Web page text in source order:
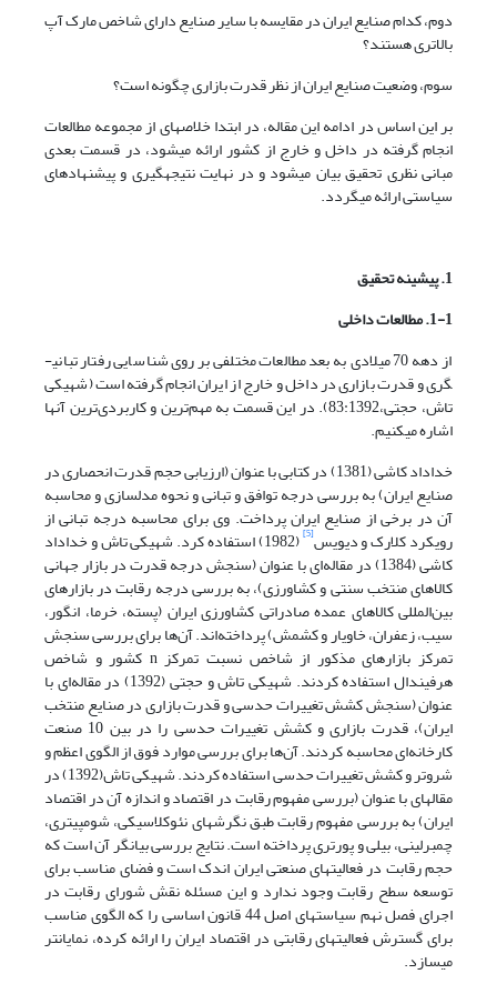
دوم، کدام صنایع ایران در مقایسه با سایر صنایع دارای شاخص مارک آپ
بالاتری هستند؟
سوم، وضعیت صنایع ایران از نظر قدرت بازاری چگونه است؟
بر این اساس در ادامه این مقاله، در ابتدا خلاصه­ای از مجموعه مطالعات
انجام گرفته در داخل و خارج از کشور ارائه می­شود، در قسمت بعدی
مبانی نظری تحقیق بیان می­شود و در نهایت نتیجه­گیری و پیشنهادهای
سیاستی ارائه می­گردد.
1. پیشینه تحقیق
1-1. مطالعات داخلی
از دهه­ 70 میلادی به بعد مطالعات مختلفی بر روی شناسایی رفتار تبانی­
گری و قدرت بازاری در داخل و خارج از ایران انجام گرفته است (شهیکی
تاش، حجتی،83:1392). در این قسمت به مهم‌ترین و کاربردی‌ترین آن­ها
اشاره می­کنیم.
خداداد کاشی (1381) در کتابی با عنوان (ارزیابی حجم قدرت انحصاری در
صنایع ایران) به بررسی درجه توافق و تبانی و نحوه مدلسازی و محاسبه‌
آن در برخی از صنایع ایران پرداخت. وی برای محاسبه درجه تبانی از
رویکرد کلارک و دیویس[5] (1982) استفاده کرد. شهیکی تاش و خداداد
کاشی (1384) در مقاله‌ای با عنوان (سنجش درجه قدرت در بازار جهانی
کالاهای منتخب سنتی و کشاورزی)، به بررسی درجه رقابت در بازارهای
بین‌المللی کالاهای عمده صادراتی کشاورزی ایران (پسته، خرما، انگور،
سیب، زعفران، خاویار و کشمش) پرداخته‌اند. آن‌ها برای بررسی سنجش
تمرکز بازارهای مذکور از شاخص نسبت تمرکز n کشور و شاخص
هرفیندال استفاده کردند. شهیکی تاش و حجتی (1392) در مقاله‌ای با
عنوان (سنجش کشش تغییرات حدسی و قدرت بازاری در صنایع منتخب
ایران)، قدرت بازاری و کشش تغییرات حدسی را در بین 10 صنعت
کارخانه‌ای محاسبه کردند. آن‌ها برای بررسی موارد فوق از الگوی اعظم و
شروتر و کشش تغییرات حدسی استفاده کردند. شهیکی تاش(1392) در
مقاله­ای با عنوان (بررسی مفهوم رقابت در اقتصاد و اندازه آن در اقتصاد
ایران) به بررسی مفهوم رقابت طبق نگرش­های نئوکلاسیکی، شومپیتری،
چمبرلینی، بیلی و پورتری پرداخته است. نتایج بررسی بیانگر آن است که
حجم رقابت در فعالیت­های صنعتی ایران اندک است و فضای مناسب برای
توسعه سطح رقابت وجود ندارد و این مسئله نقش شورای رقابت در
اجرای فصل نهم سیاست­های اصل 44 قانون اساسی را که الگوی مناسب
برای گسترش فعالیت­های رقابتی در اقتصاد ایران را ارائه کرده، نمایان­تر
می­سازد.